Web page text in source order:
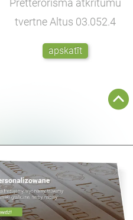
Pretterorisma atkritumu
tvertne Altus 03.052.4
apskatīt